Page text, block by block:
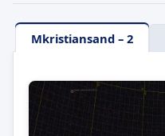
Mkristiansand – 2